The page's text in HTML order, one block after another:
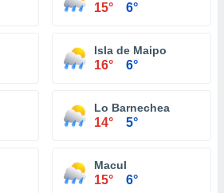
15° 6°
Isla de Maipo
16° 6°
Lo Barnechea
14° 5°
Macul
15° 6°